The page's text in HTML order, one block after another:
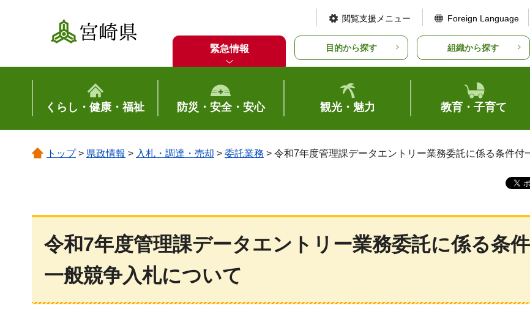
宮崎県
閲覧支援メニュー Foreign Language
緊急情報 目的から探す 組織から探す
くらし・健康・福祉 防災・安全・安心 観光・魅力 教育・子育て
トップ> 県政情報 > 入札・調達・売却 > 委託業務 > 令和7年度管理課データエントリー業務委託に係る条件付
令和7年度管理課データエントリー業務委託に係る条
一般競争入札について